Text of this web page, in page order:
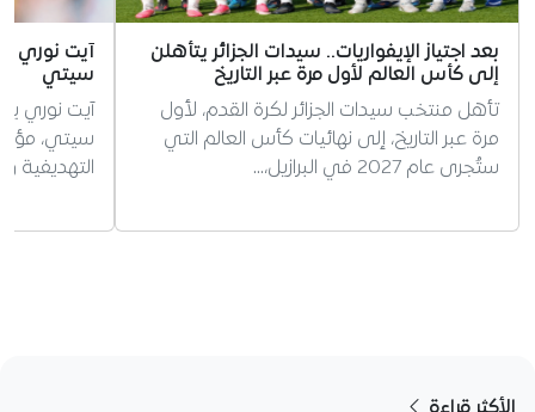
بعد اجتياز الإيفواريات.. سيدات الجزائر يتأهلن
إلى كأس العالم لأول مرة عبر التاريخ
تأهل منتخب سيدات الجزائر لكرة القدم، لأول
مرة عبر التاريخ، إلى نهائيات كأس العالم التي
ستُجرى عام 2027 في البرازيل،…
آيت نوري
سيتي
آيت نوري
سيتي،
التهديفية